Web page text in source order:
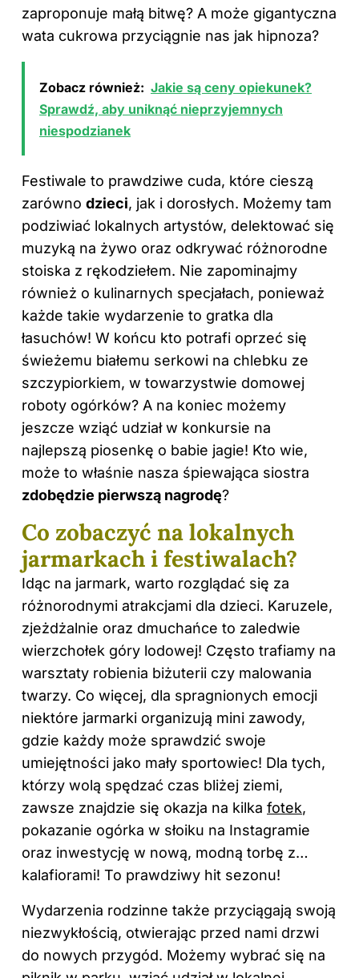
zaproponuje małą bitwę? A może gigantyczna
wata cukrowa przyciągnie nas jak hipnoza?
Zobacz również: Jakie są ceny opiekunek?
Sprawdź, aby uniknąć nieprzyjemnych
niespodzianek
Festiwale to prawdziwe cuda, które cieszą
zarówno dzieci, jak i dorosłych. Możemy tam
podziwiać lokalnych artystów, delektować się
muzyką na żywo oraz odkrywać różnorodne
stoiska z rękodziełem. Nie zapominajmy
również o kulinarnych specjałach, ponieważ
każde takie wydarzenie to gratka dla
łasuchów! W końcu kto potrafi oprzeć się
świeżemu białemu serkowi na chlebku ze
szczypiorkiem, w towarzystwie domowej
roboty ogórków? A na koniec możemy
jeszcze wziąć udział w konkursie na
najlepszą piosenkę o babie jagie! Kto wie,
może to właśnie nasza śpiewająca siostra
zdobędzie pierwszą nagrodę?
Co zobaczyć na lokalnych
jarmarkach i festiwalach?
Idąc na jarmark, warto rozglądać się za
różnorodnymi atrakcjami dla dzieci. Karuzele,
zjeżdżalnie oraz dmuchańce to zaledwie
wierzchołek góry lodowej! Często trafiamy na
warsztaty robienia biżuterii czy malowania
twarzy. Co więcej, dla spragnionych emocji
niektóre jarmarki organizują mini zawody,
gdzie każdy może sprawdzić swoje
umiejętności jako mały sportowiec! Dla tych,
którzy wolą spędzać czas bliżej ziemi,
zawsze znajdzie się okazja na kilka fotek,
pokazanie ogórka w słoiku na Instagramie
oraz inwestycję w nową, modną torbę z…
kalafiorami! To prawdziwy hit sezonu!
Wydarzenia rodzinne także przyciągają swoją
niezwykłością, otwierając przed nami drzwi
do nowych przygód. Możemy wybrać się na